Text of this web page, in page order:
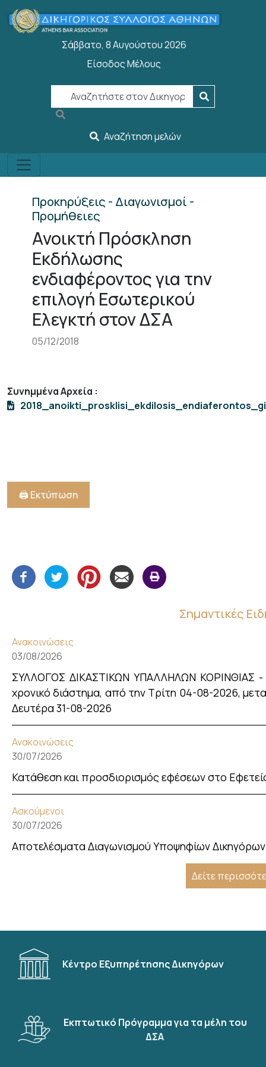
Παράκαμψη προς το κυρίως περιεχόμενο
Σάββατο, 8 Αυγούστου 2026
User account menu
Είσοδος Μέλους
Αναζήτηση μελών
Προκηρύξεις - Διαγωνισμοί -
Προμήθειες
Ανοικτή Πρόσκληση
Εκδήλωσης
ενδιαφέροντος για την
επιλογή Εσωτερικού
Ελεγκτή στον ΔΣΑ
05/12/2018
Σημαντικές
Ανακοινώσεις
03/08/2026
ΣΥΛΛΟΓΟΣ ΔΙΚΑΣΤΙΚΩΝ ΥΠΑΛΛΗΛΩΝ ΚΟΡΙΝΘΙΑΣ -
χρονικό διάστημα, από την Τρίτη 04-08-2026,
Δευτέρα 31-08-2026
Ανακοινώσεις
30/07/2026
Κατάθεση και προσδιορισμός εφέσεων στο
Ασκούμενοι
30/07/2026
Αποτελέσματα Διαγωνισμού Υποψηφίων
Δείτε
Συνημμένα Αρχεία :
🖨️ Εκτύπωση
Κέντρο Εξυπηρέτησης Δικηγόρων
Εκπτωτικό Πρόγραμμα για τα μέλη του
ΔΣΑ